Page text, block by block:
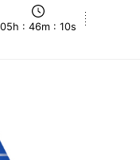
05h : 46m : 11s